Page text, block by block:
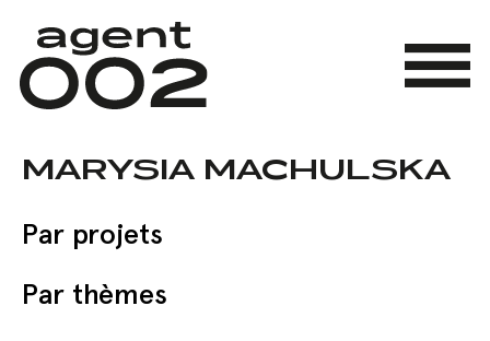
main
content
Menu
MARYSIA MACHULSKA
Par projets
Par thèmes